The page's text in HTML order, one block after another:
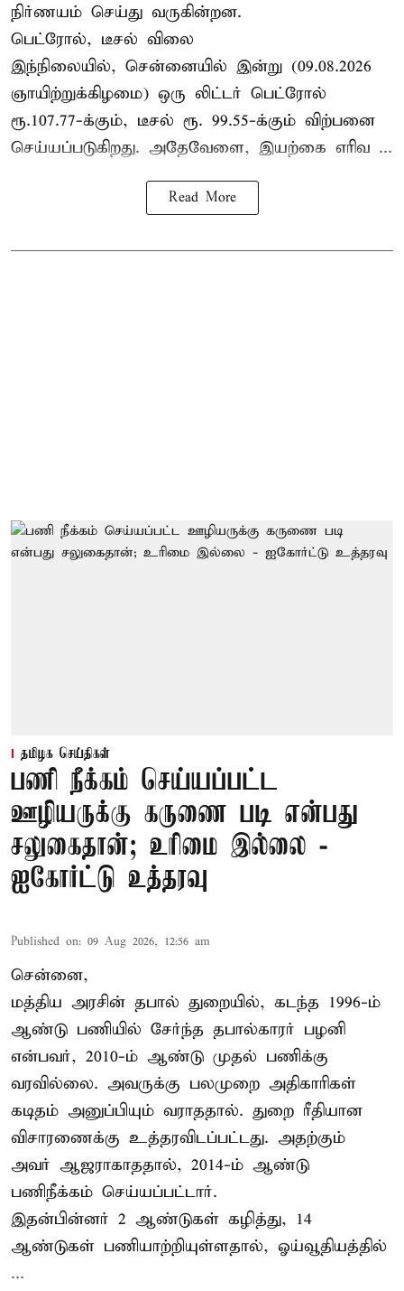
நிர்ணயம் செய்து வருகின்றன.
பெட்ரோல், டீசல் விலை
இந்நிலையில், சென்னையில் இன்று (09.08.2026
ஞாயிற்றுக்கிழமை) ஒரு லிட்டர் பெட்ரோல்
ரூ.107.77-க்கும், டீசல் ரூ. 99.55-க்கும் விற்பனை
செய்யப்படுகிறது. அதேவேளை, இயற்கை எரிவ ...
Read More
தமிழக செய்திகள்
பணி நீக்கம் செய்யப்பட்ட
ஊழியருக்கு கருணை படி என்பது
சலுகைதான்; உரிமை இல்லை -
ஐகோர்ட்டு உத்தரவு
Published on: 09 Aug 2026, 12:56 am
சென்னை,
மத்திய அரசின் தபால் துறையில், கடந்த 1996-ம்
ஆண்டு பணியில் சேர்ந்த தபால்காரர் பழனி
என்பவர், 2010-ம் ஆண்டு முதல் பணிக்கு
வரவில்லை. அவருக்கு பலமுறை அதிகாரிகள்
கடிதம் அனுப்பியும் வராததால். துறை ரீதியான
விசாரணைக்கு உத்தரவிடப்பட்டது. அதற்கும்
அவர் ஆஜராகாததால், 2014-ம் ஆண்டு
பணிநீக்கம் செய்யப்பட்டார்.
இதன்பின்னர் 2 ஆண்டுகள் கழித்து, 14
ஆண்டுகள் பணியாற்றியுள்ளதால், ஓய்வூதியத்தில்
...